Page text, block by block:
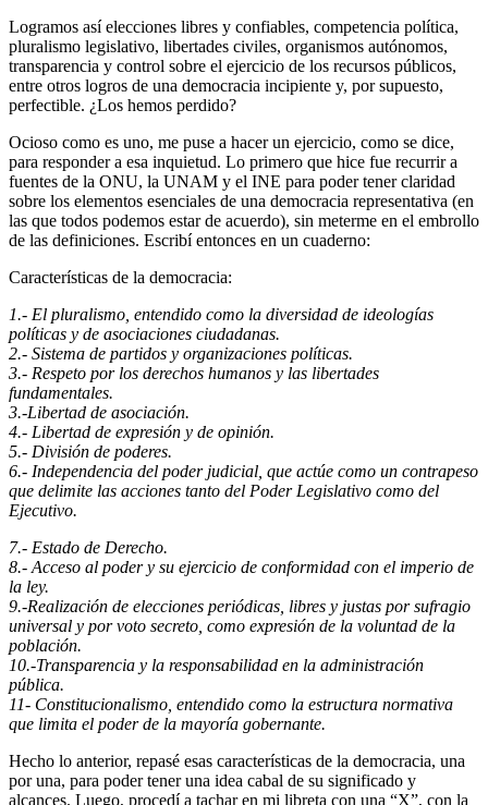
Logramos así elecciones libres y confiables, competencia política,
pluralismo legislativo, libertades civiles, organismos autónomos,
transparencia y control sobre el ejercicio de los recursos públicos,
entre otros logros de una democracia incipiente y, por supuesto,
perfectible. ¿Los hemos perdido?
Ocioso como es uno, me puse a hacer un ejercicio, como se dice,
para responder a esa inquietud. Lo primero que hice fue recurrir a
fuentes de la ONU, la UNAM y el INE para poder tener claridad
sobre los elementos esenciales de una democracia representativa (en
las que todos podemos estar de acuerdo), sin meterme en el embrollo
de las definiciones. Escribí entonces en un cuaderno:
Características de la democracia:
1.- El pluralismo, entendido como la diversidad de ideologías
políticas y de asociaciones ciudadanas.
2.- Sistema de partidos y organizaciones políticas.
3.- Respeto por los derechos humanos y las libertades
fundamentales.
3.-Libertad de asociación.
4.- Libertad de expresión y de opinión.
5.- División de poderes.
6.- Independencia del poder judicial, que actúe como un contrapeso
que delimite las acciones tanto del Poder Legislativo como del
Ejecutivo.
7.- Estado de Derecho.
8.- Acceso al poder y su ejercicio de conformidad con el imperio de
la ley.
9.-Realización de elecciones periódicas, libres y justas por sufragio
universal y porvoto secreto, como expresión de la voluntad de la
población.
10.-Transparencia y la responsabilidad en la administración
pública.
11- Constitucionalismo, entendido como la estructura normativa
que limita el poderde la mayoría gobernante.
Hecho lo anterior, repasé esas características de la democracia, una
por una, para poder tener una idea cabal de su significado y
alcances. Luego, procedí a tachar en mi libreta con una “X”, con la